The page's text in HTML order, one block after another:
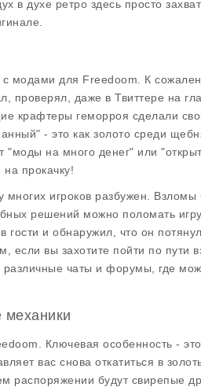
в духе ретро здесь просто
с модами для Freedoom. К
проверял, даже в Твиттере на
крафтеры геморроя сделали
- это как золото среди
"моды на много денег" или
прокачку!
многих игроков разбужен.
решений можно поломать
гости и обнаружил, что он
если вы захотите пойти по пути
различные чаты и форумы, где
механики
. Ключевая особенность -
вас снова откатиться в
распоряжении будут свирепые